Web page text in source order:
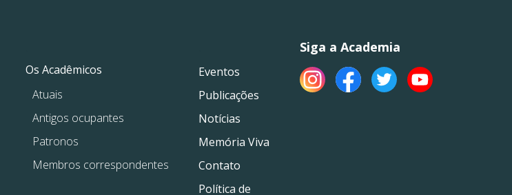
Os Acadêmicos
Atuais
Antigos ocupantes
Patronos
Membros correspondentes
Eventos
Publicações
Notícias
Memória Viva
Contato
Política de
Siga a Academia